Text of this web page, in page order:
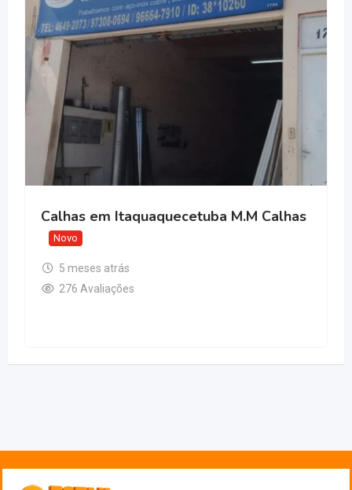
M.M Calhas
DC Fire Assessoria
Zona Leste
5 meses atrás